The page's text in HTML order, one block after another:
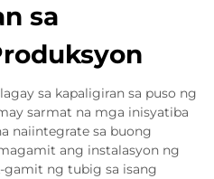
sa
sa kapaligiran sa puso ng
sarmat na mga inisyatiba
naiintegrate sa buong
ang instalasyon ng
gamit ng tubig sa isang